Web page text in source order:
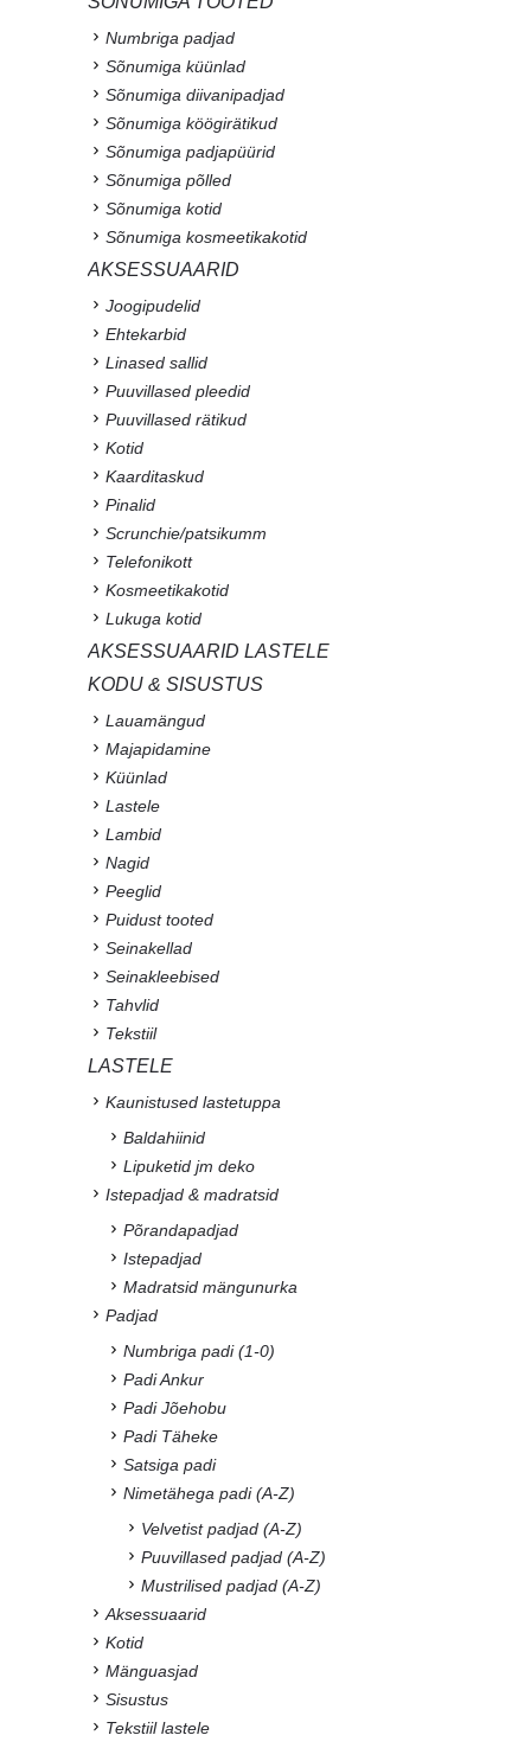
Numbriga padjad
Sõnumiga küünlad
Sõnumiga diivanipadjad
Sõnumiga köögirätikud
Sõnumiga padjapüürid
Sõnumiga põlled
Sõnumiga kotid
Sõnumiga kosmeetikakotid
AKSESSUAARID
Joogipudelid
Ehtekarbid
Linased sallid
Puuvillased pleedid
Puuvillased rätikud
Kotid
Kaarditaskud
Pinalid
Scrunchie/patsikumm
Telefonikott
Kosmeetikakotid
Lukuga kotid
AKSESSUAARID LASTELE
KODU & SISUSTUS
Lauamängud
Majapidamine
Küünlad
Lastele
Lambid
Nagid
Peeglid
Puidust tooted
Seinakellad
Seinakleebised
Tahvlid
Tekstiil
LASTELE
Kaunistused lastetuppa
Baldahiinid
Lipuketid jm deko
Istepadjad & madratsid
Põrandapadjad
Istepadjad
Madratsid mängunurka
Padjad
Numbriga padi (1-0)
Padi Ankur
Padi Jõehobu
Padi Täheke
Satsiga padi
Nimetähega padi (A-Z)
Velvetist padjad (A-Z)
Puuvillased padjad (A-Z)
Mustrilised padjad (A-Z)
Aksessuaarid
Kotid
Mänguasjad
Sisustus
Tekstiil lastele